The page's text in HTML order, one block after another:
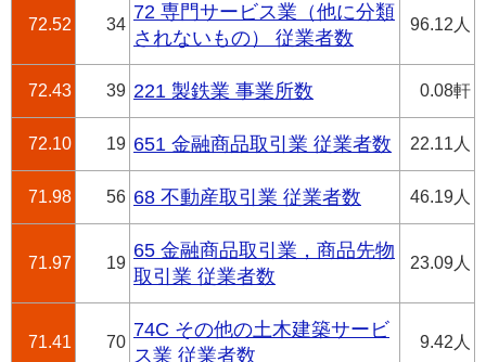
72.52 34
72 専門サービス業（他に分類
されないもの） 従業者数
96.12人
72.43 39 221 製鉄業 事業所数 0.08軒
72.10 19 651 金融商品取引業 従業者数 22.11人
71.98 56 68 不動産取引業 従業者数 46.19人
71.97 19
65 金融商品取引業，商品先物
取引業 従業者数
23.09人
71.41 70
74C その他の土木建築サービ
ス業 従業者数
9.42人